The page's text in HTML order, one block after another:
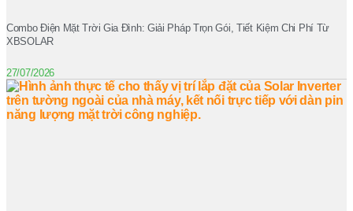
Combo Điện Mặt Trời Gia Đình: Giải Pháp Trọn Gói, Tiết Kiệm Chi Phí Từ
XBSOLAR
27/07/2026